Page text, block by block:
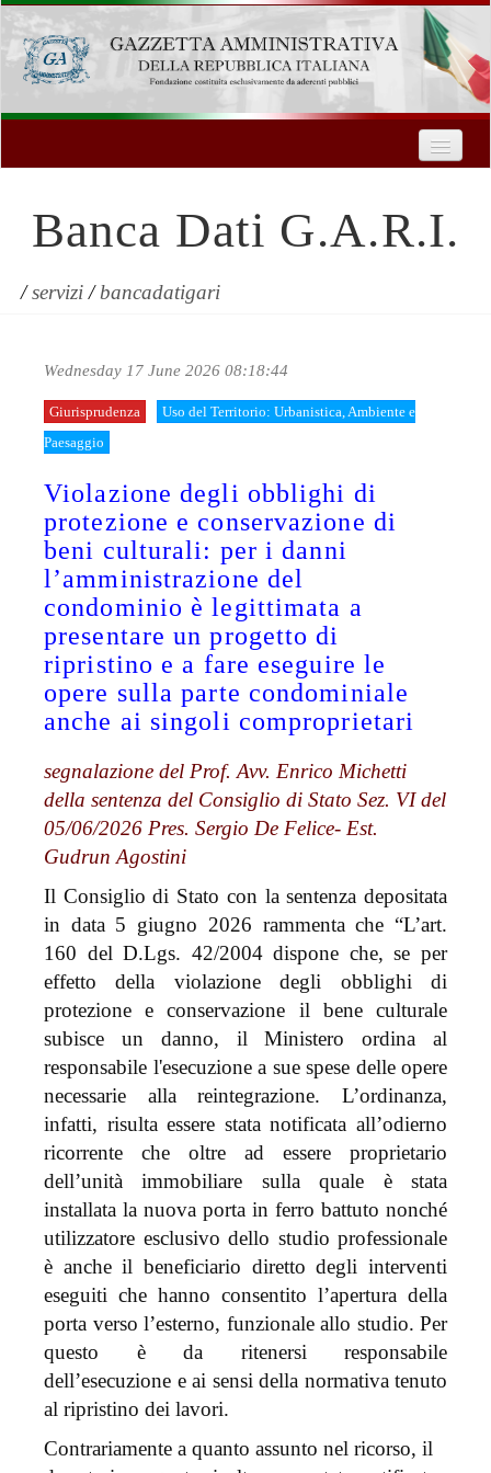
Formazione
Innovazione Tecnologica
Registrati
Banca Dati G.A.R.I.
/servizi/bancadatigari
Wednesday 17 June 2026 08:18:44
Giurisprudenza
Uso del Territorio: Urbanistica, Ambiente e
Paesaggio
Violazione degli obblighi di
protezione e conservazione di
beni culturali: per i danni
l’amministrazione del
condominio è legittimata a
presentare un progetto di
ripristino e a fare eseguire le
opere sulla parte condominiale
anche ai singoli comproprietari
segnalazione del Prof. Avv. Enrico Michetti
della sentenza del Consiglio di Stato Sez. VI del
05/06/2026 Pres. Sergio De Felice- Est.
Gudrun Agostini
Il Consiglio di Stato con la sentenza depositata
in data 5 giugno 2026 rammenta che “L’art.
160 del D.Lgs. 42/2004 dispone che, se per
effetto della violazione degli obblighi di
protezione e conservazione il bene culturale
subisce un danno, il Ministero ordina al
responsabile l'esecuzione a sue spese delle opere
necessarie alla reintegrazione. L’ordinanza,
infatti, risulta essere stata notificata all’odierno
ricorrente che oltre ad essere proprietario
dell’unità immobiliare sulla quale è stata
installata la nuova porta in ferro battuto nonché
utilizzatore esclusivo dello studio professionale
è anche il beneficiario diretto degli interventi
eseguiti che hanno consentito l’apertura della
porta verso l’esterno, funzionale allo studio. Per
questo è da ritenersi responsabile
dell’esecuzione e ai sensi della normativa tenuto
al ripristino dei lavori.
Contrariamente a quanto assunto nel ricorso, il